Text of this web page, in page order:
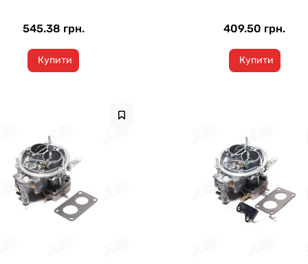
545.38 грн.
Купити
409.50 грн.
Купити